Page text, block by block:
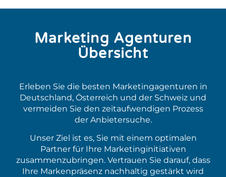
Marketing Agenturen
Übersicht
Erleben Sie die besten Marketingagenturen in
Deutschland, Österreich und der Schweiz und
vermeiden Sie den zeitaufwendigen Prozess
der Anbietersuche.
Unser Ziel ist es, Sie mit einem optimalen
Partner für Ihre Marketinginitiativen
zusammenzubringen. Vertrauen Sie darauf, dass
Ihre Markenpräsenz nachhaltig gestärkt wird